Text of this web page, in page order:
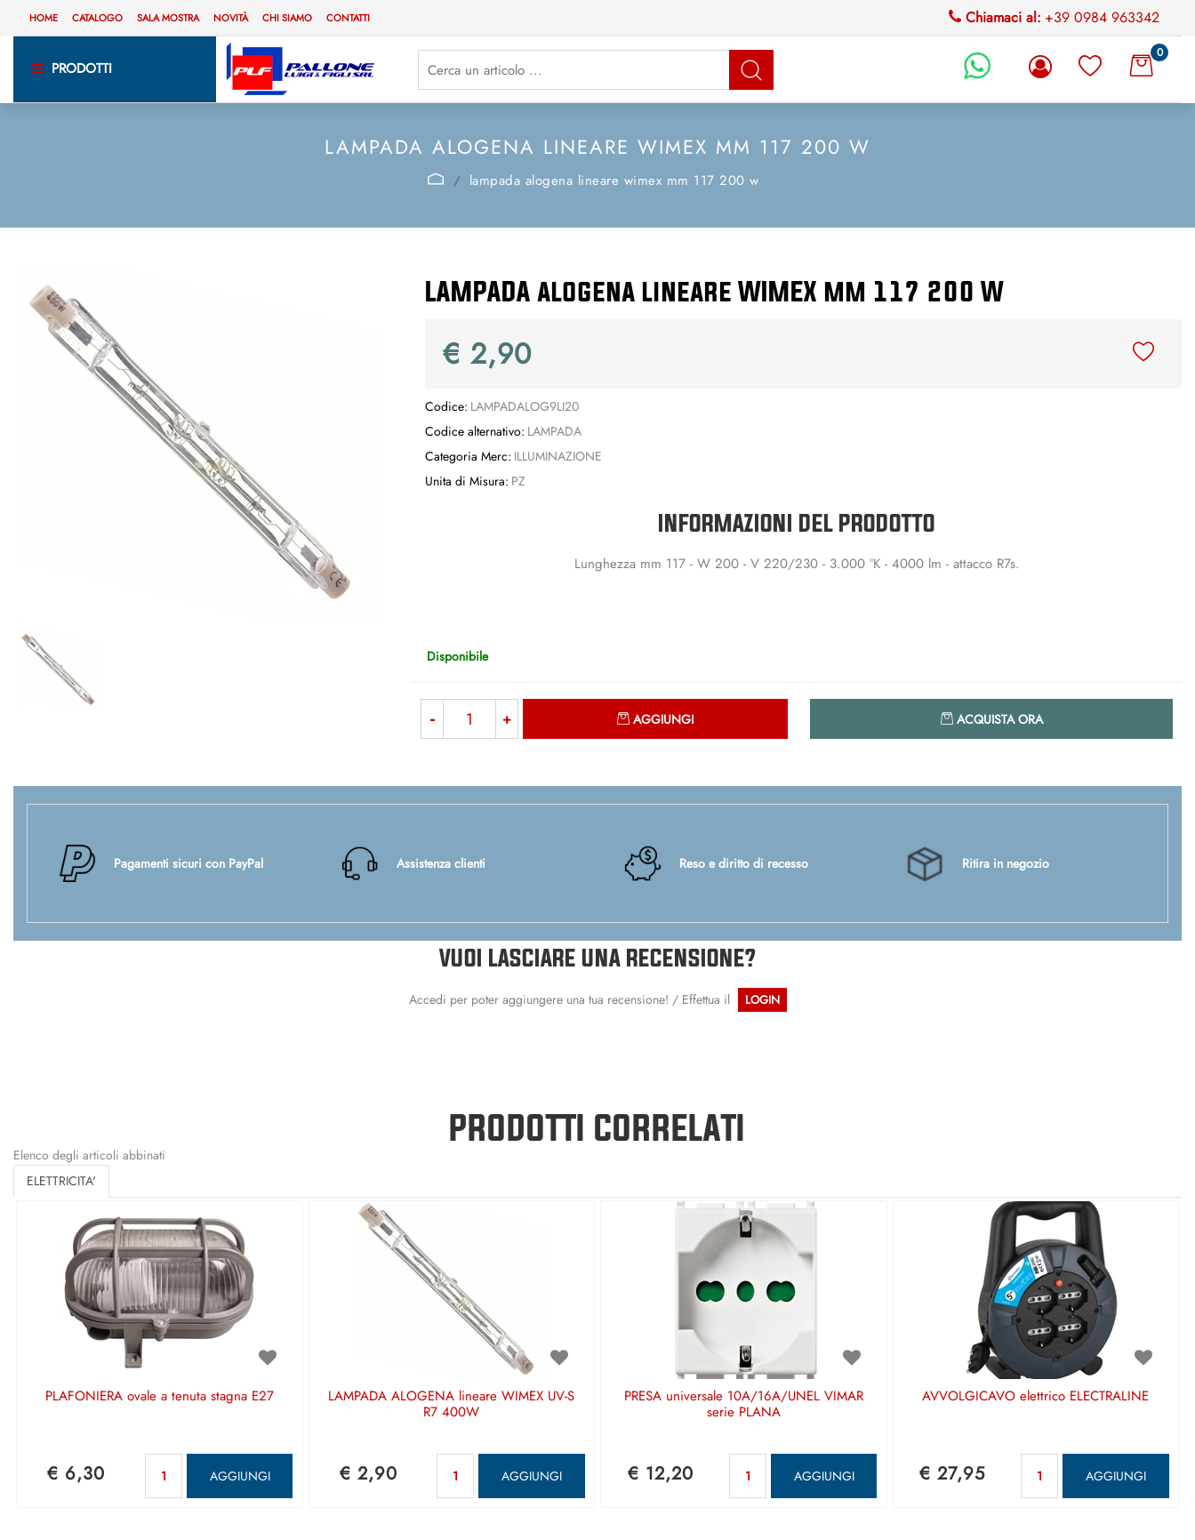
HOME CATALOGO SALA MOSTRA NOVITÀ CHI SIAMO CONTATTI Chiamaci al: +39 0984 963342
PRODOTTI
La modifica di un filtro aggiorna automaticamente gli altri filtri disponibili. 0
LAMPADA ALOGENA LINEARE WIMEX MM 117 200 W
lampada alogena lineare wimex mm 117 200 w
LAMPADA alogena lineare WIMEX mm 117 200 W
€ 2,90
Codice: LAMPADALOG9LI20
Codice alternativo: LAMPADA
Categoria Merc: ILLUMINAZIONE
Unita di Misura: PZ
INFORMAZIONI DEL PRODOTTO
Lunghezza mm 117 - W 200 - V 220/230 - 3.000 °K - 4000 lm - attacco R7s.
Disponibile
AGGIUNGI ACQUISTA ORA
Pagamenti sicuri con PayPal Assistenza clienti Reso e diritto di recesso Ritira in negozio
VUOI LASCIARE UNA RECENSIONE?
Accedi per poter aggiungere una tua recensione! / Effettua il LOGIN
PRODOTTI CORRELATI
Elenco degli articoli abbinati
ELETTRICITA'
PLAFONIERA ovale a tenuta stagna E27
€ 6,30 AGGIUNGI
LAMPADA ALOGENA lineare WIMEX UV-S
R7 400W
€ 2,90 AGGIUNGI
PRESA universale 10A/16A/UNEL VIMAR
serie PLANA
€ 12,20 AGGIUNGI
AVVOLGICAVO elettrico ELECTRALINE
€ 27,95 AGGIUNGI